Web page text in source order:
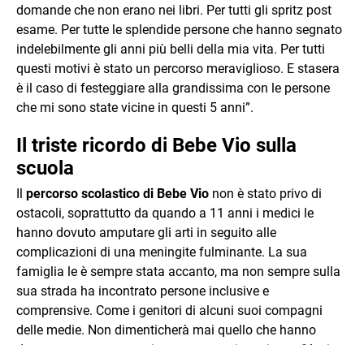
domande che non erano nei libri. Per tutti gli spritz post
esame. Per tutte le splendide persone che hanno segnato
indelebilmente gli anni più belli della mia vita. Per tutti
questi motivi è stato un percorso meraviglioso. E stasera
è il caso di festeggiare alla grandissima con le persone
che mi sono state vicine in questi 5 anni”.
Il triste ricordo di Bebe Vio sulla
scuola
percorso scolastico di Bebe Vio non è stato privo di
ostacoli, soprattutto da quando a 11 anni i medici le
hanno dovuto amputare gli arti in seguito alle
complicazioni di una meningite fulminante. La sua
famiglia le è sempre stata accanto, ma non sempre sulla
sua strada ha incontrato persone inclusive e
comprensive. Come i genitori di alcuni suoi compagni
delle medie. Non dimenticherà mai quello che hanno